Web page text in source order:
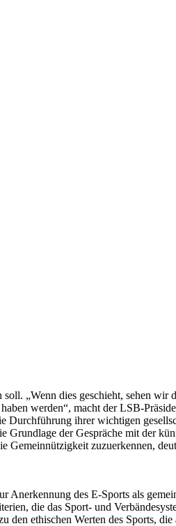
„Wenn dies geschieht, sehen wir
werden“, macht der LSB-
Durchführung ihrer wichtigen
Grundlage der Gespräche mit der
Gemeinnützigkeit zuzuerkennen,
Anerkennung des E-Sports als
die das Sport- und
den ethischen Werten des Sports,